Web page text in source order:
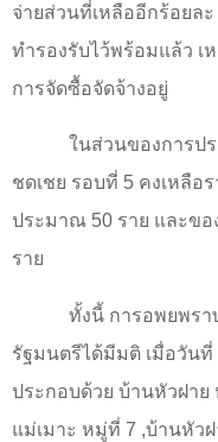
จ่ายส่วนที่เหลืออีกร้อยละ
ทำรองรับไว้พร้อมแล้ว เ
การจัดซื้อจัดจ้างอยู่
ในส่วนของการป
ชดเชย รอบที่ 5 คงเหลือ
ประมาณ 50 ราย และขอ
ราย
ทั้งนี้ การอพยพรา
รัฐมนตรีได้มีมติ เมื่อวันที่
ประกอบด้วย บ้านหัวฝาย
แม่เมาะ หมู่ที่ 7 ,บ้านหัว